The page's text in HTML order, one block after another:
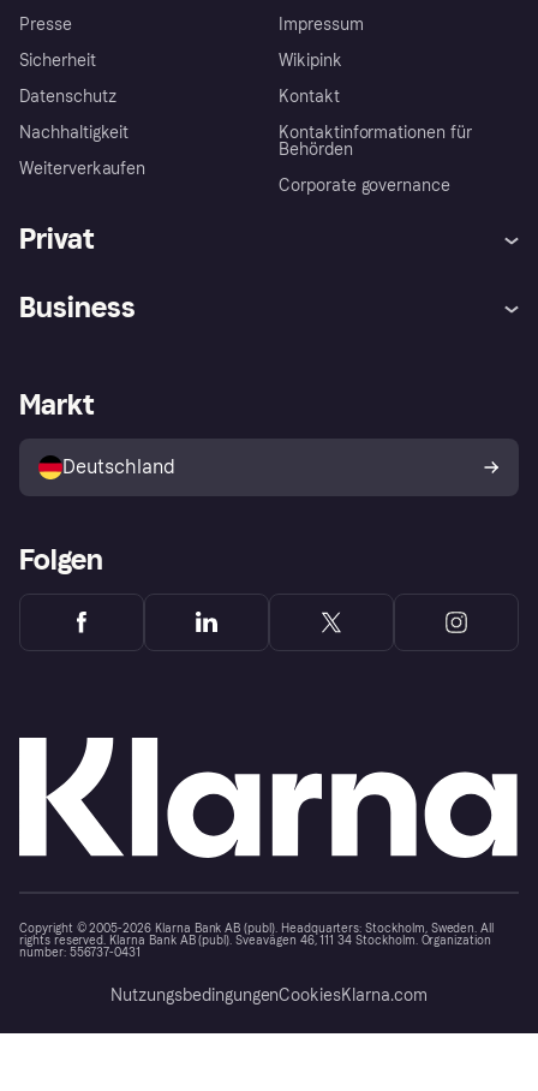
Presse
Sicherheit
Datenschutz
Nachhaltigkeit
Weiterverkaufen
Impressum
Wikipink
Kontakt
Kontaktinformationen für
Behörden
Corporate governance
Privat
Klarna App
Shops entdecken
Käuferschutzrichtlinie
Dein Widerrufsrecht
Business
Händlerportal
Markt
Deutschland
Folgen
Copyright © 2005-2026 Klarna Bank AB (publ). Headquarters: Stockholm, Sweden. All
rights reserved. Klarna Bank AB (publ). Sveavägen 46, 111 34 Stockholm. Organization
number: 556737-0431
NutzungsbedingungenCookiesKlarna.com